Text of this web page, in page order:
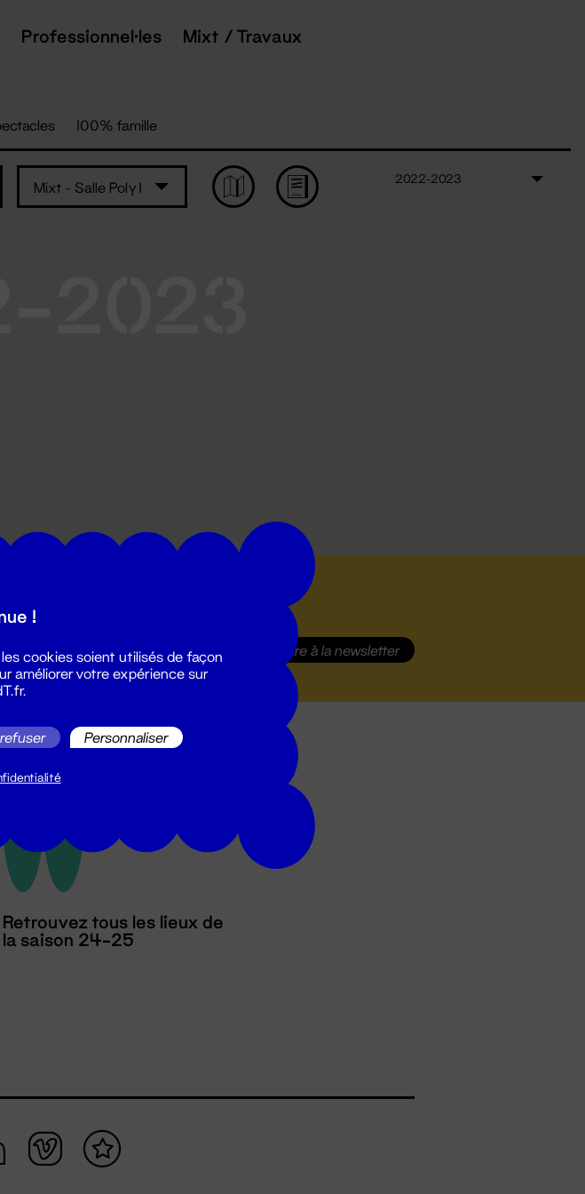
Professionnel·les Mixt / Travaux
100% famille
Mixt - Salle Poly 1
2022-2023
du Grand T :
S'inscrire à la newsletter
Retrouvez tous les lieux de
la saison 24-25
!
cookies soient utilisés de façon
améliorer votre expérience sur
Personnaliser